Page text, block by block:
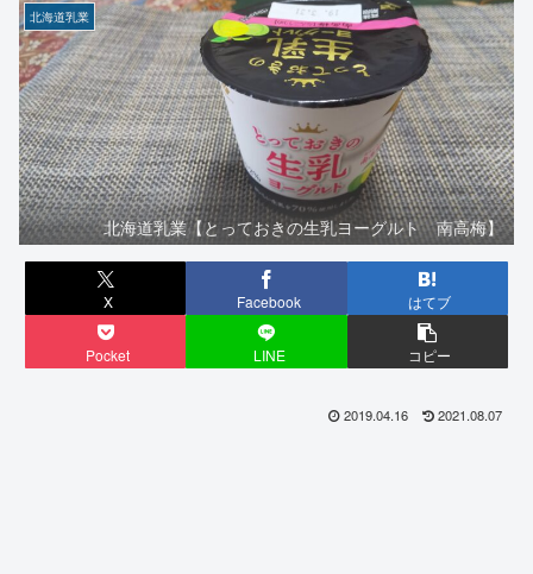
北海道乳業
北海道乳業【とっておきの生乳ヨーグルト 南高梅】
X Facebook はてブ
Pocket LINE コピー
2019.04.16 2021.08.07